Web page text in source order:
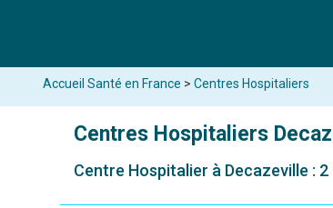
Accueil Santé en France > Centres Hospitaliers
Centres Hospitaliers
Centre Hospitalier à Decazeville :